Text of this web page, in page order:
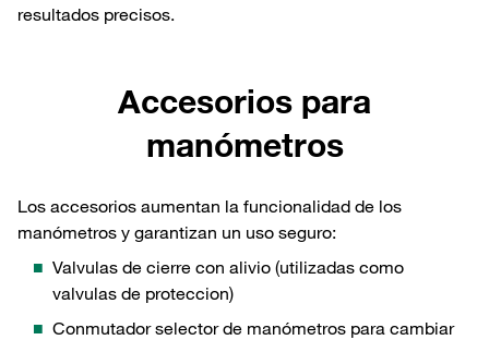
resultados precisos.
Accesorios para
manómetros
Los accesorios aumentan la funcionalidad de los
manómetros y garantizan un uso seguro:
Valvulas de cierre con alivio (utilizadas como
valvulas de proteccion)
Conmutador selector de manómetros para cambiar